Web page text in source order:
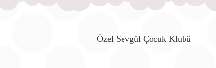
Özel Sevgül Çocuk Klubü